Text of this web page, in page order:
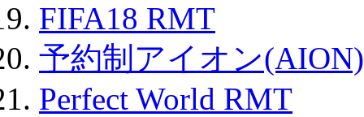
FIFA18 RMT
予約制アイオン
Perfect World RMT